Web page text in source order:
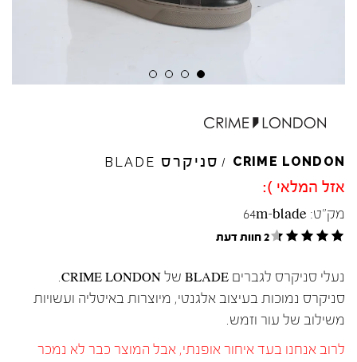
CRIME LONDON
/ סניקרס BLADE
אזל המלאי ):
מק"ט: 64m-blade
2 חוות דעת
נעלי סניקרס לגברים BLADE של CRIME LONDON.
סניקרס נמוכות בעיצוב אלגנטי, מיוצרות באיטליה ועשויות
משילוב של עור וזמש.
לרוב אנחנו בעד איחור אופנתי, אבל המוצר כבר לא נמכר